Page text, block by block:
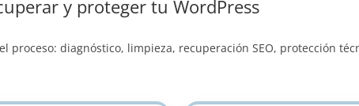
y proteger tu WordPress
proceso: diagnóstico, limpieza, recuperación SEO, protección